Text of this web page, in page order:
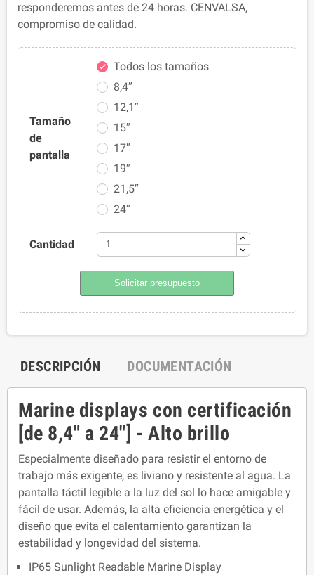
responderemos antes de 24 horas. CENVALSA,
compromiso de calidad.
Tamaño
de
pantalla

Todos los tamaños
8,4″
12,1″
15″
17″
19″
21,5″
24″
Cantidad
Solicitar presupuesto
DESCRIPCIÓN DOCUMENTACIÓN
Marine displays con certificación
[de 8,4" a 24"] - Alto brillo
Especialmente diseñado para resistir el entorno de
trabajo más exigente, es liviano y resistente al agua. La
pantalla táctil legible a la luz del sol lo hace amigable y
fácil de usar. Además, la alta eficiencia energética y el
diseño que evita el calentamiento garantizan la
estabilidad y longevidad del sistema.
IP65 Sunlight Readable Marine Display